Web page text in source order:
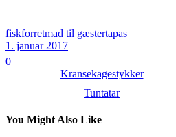
fiskforretmad til gæstertapas
1. januar 2017
0
Kransekagestykker
Tuntatar
You Might Also Like